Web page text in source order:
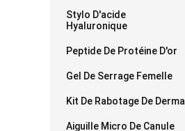
Stylo D'acide
Hyaluronique
Peptide De Protéine D'or
Gel De Serrage Femelle
Kit De Rabotage De Derma
Aiguille Micro De Canule